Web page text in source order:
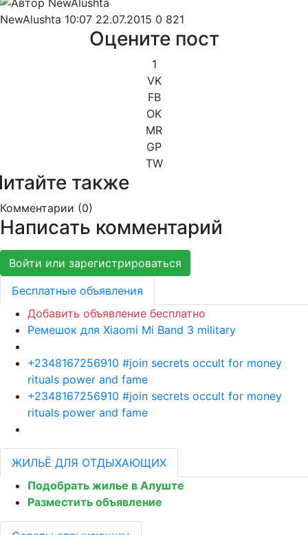
NewAlushta 10:07 22.07.2015 0 821
Оцените пост
1
VK
FB
OK
MR
GP
TW
также
Комментарии (0)
Написать комментарий
Войти или зарегистрироваться
Бесплатные объявления
Добавить объявление бесплатно
Ремешок для Xiaomi Mi Band 3 military
+2348167256910 #join secrets occult for money
rituals power and fame
+2348167256910 #join secrets occult for money
rituals power and fame
ЖИЛЬЁ ДЛЯ ОТДЫХАЮЩИХ
Подобрать жилье в Алуште
Разместить объявление